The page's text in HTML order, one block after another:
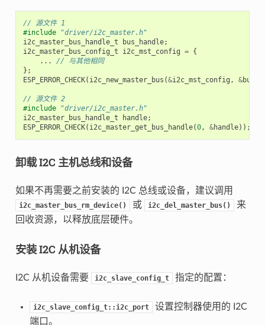
// 源文件 1
#include
"driver/i2c_master.h"
i2c_master_bus_handle_t
bus_handle;
i2c_master_bus_config_t
i2c_mst_config = {
...
// 与其他相同
};
ESP_ERROR_CHECK( i2c_new_master_bus (&i2c_mst_config , &
// 源文件 2
#include
"driver/i2c_master.h"
i2c_master_bus_handle_t
handle;
ESP_ERROR_CHECK( i2c_master_get_bus_handle(0, &handle));
卸载 I2C 主机总线和设备
如果不再需要之前安装的 I2C 总线或设备，建议调用
i2c_master_bus_rm_device() 或 i2c_del_master_bus()
来
回收资源，以释放底层硬件。
安装 I2C 从机设备
I2C 从机设备需要 i2c_slave_config_t 指定的配置：
i2c_slave_config_t::i2c_port
设置控制器使用的 I2C
端口。